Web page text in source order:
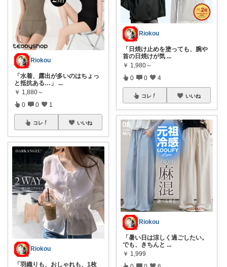
Riokou
「水着、露出が多いのはちょっ
と抵抗ある…」
...
￥ 1,880～
0 0 1
コレ いいね
Riokou
「羽織りも、おしゃれも、1枚
Riokou
「日焼け止めを塗っても、腕や
首の日焼けが気 ...
￥ 1,980～
0 0 4
コレ いいね
Riokou
「暑い日は涼しく過ごしたい。
でも、きちんと ...
￥ 1,999